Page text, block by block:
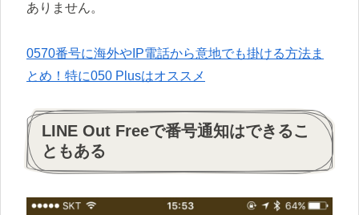
ありません。
0570番号に海外やIP電話から意地でも掛ける方法ま
とめ！特に050 Plusはオススメ
LINE Out Freeで番号通知はできるこ
ともある